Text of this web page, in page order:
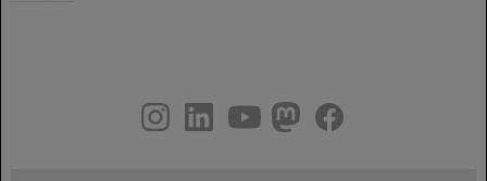
youtube
helmholtz.social
facebook